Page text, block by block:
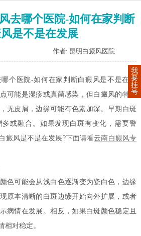
去哪个医院-如何在家判断
是不是在发展
作者: 昆明白癜风医院
医院-如何在家判断白癜风是不是在发
可能是湿疹或真菌感染，但白癜风的特点
无皮屑，边缘可能有色素加深。早期白斑
或融合。如果发现白斑有变化，需要警
癜风是不是在发展?下面请看云南白癜风专
可能会从浅白色逐渐变为瓷白色，边缘
原本清晰的白斑边缘开始向外扩展，或者
病情在发展。相反，如果白斑颜色稳定且
相对稳定。
我
要
挂
号